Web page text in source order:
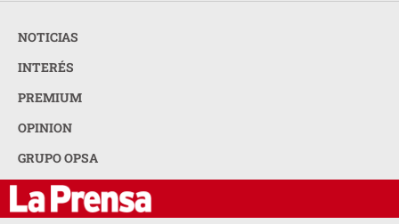
NOTICIAS
INTERÉS
PREMIUM
OPINION
GRUPO OPSA